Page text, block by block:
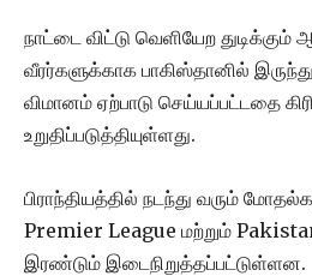
நாட்டை விட்டு வெளியேற துடிக்கும்
வீரர்களுக்காக பாகிஸ்தானில் இருந்து
விமானம் ஏற்பாடு செய்யப்பட்டதை
உறுதிப்படுத்தியுள்ளது.
பிராந்தியத்தில் நடந்து வரும்
Premier League மற்றும்
இரண்டும் இடைநிறுத்தப்பட்டுள்ளன.